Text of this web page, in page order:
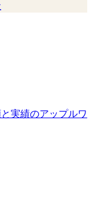
実績のアップルワ